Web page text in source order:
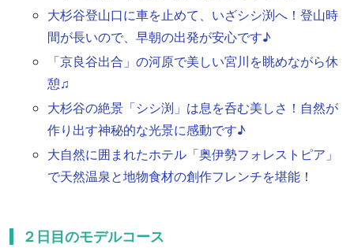
大杉谷登山口に車を止めて、いざシシ渕へ！登山時
間が長いので、早朝の出発が安心です♪
「京良谷出合」の河原で美しい宮川を眺めながら休
憩♫
大杉谷の絶景「シシ渕」は息を呑む美しさ！自然が
作り出す神秘的な光景に感動です♪
大自然に囲まれたホテル「奥伊勢フォレストピア」
で天然温泉と地物食材の創作フレンチを堪能 ！
２日目のモデルコース